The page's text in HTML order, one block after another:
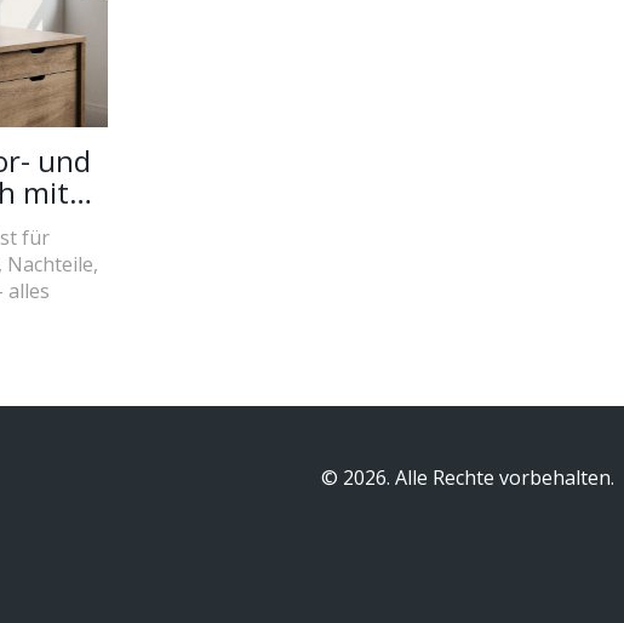
und
mit
für
Nachteile,
alles
© 2026. Alle Rechte vorbehalten.